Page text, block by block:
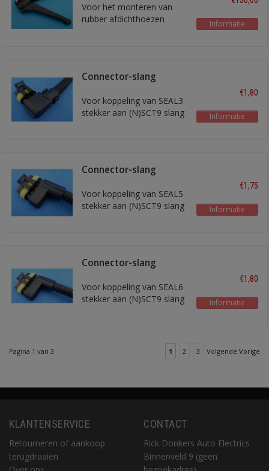
Voor het monteren van
rubber afdichthoezen
Informatie
Connector-slang
Voor koppeling van SEAL3
stekker aan (N)SCT9 slang
€1,80
Informatie
Connector-slang
Voor koppeling van SEAL5
stekker aan (N)SCT9 slang
€1,75
Informatie
Connector-slang
Voor koppeling van SEAL6
stekker aan (N)SCT9 slang
€1,80
Informatie
Pagina 1 van 3 1 2 3 Volgende Vorige
KLANTENSERVICE
Retourneren of aankoop
terugdraaien
CONTACT
Rick Donkers Auto Electrics
Binnenveld 9 (geen